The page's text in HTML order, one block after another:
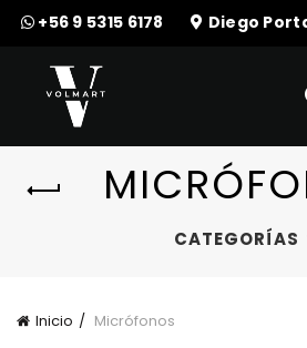
+56 9 5315 6178 Diego
CATEGORÍAS
Inicio Micrófonos